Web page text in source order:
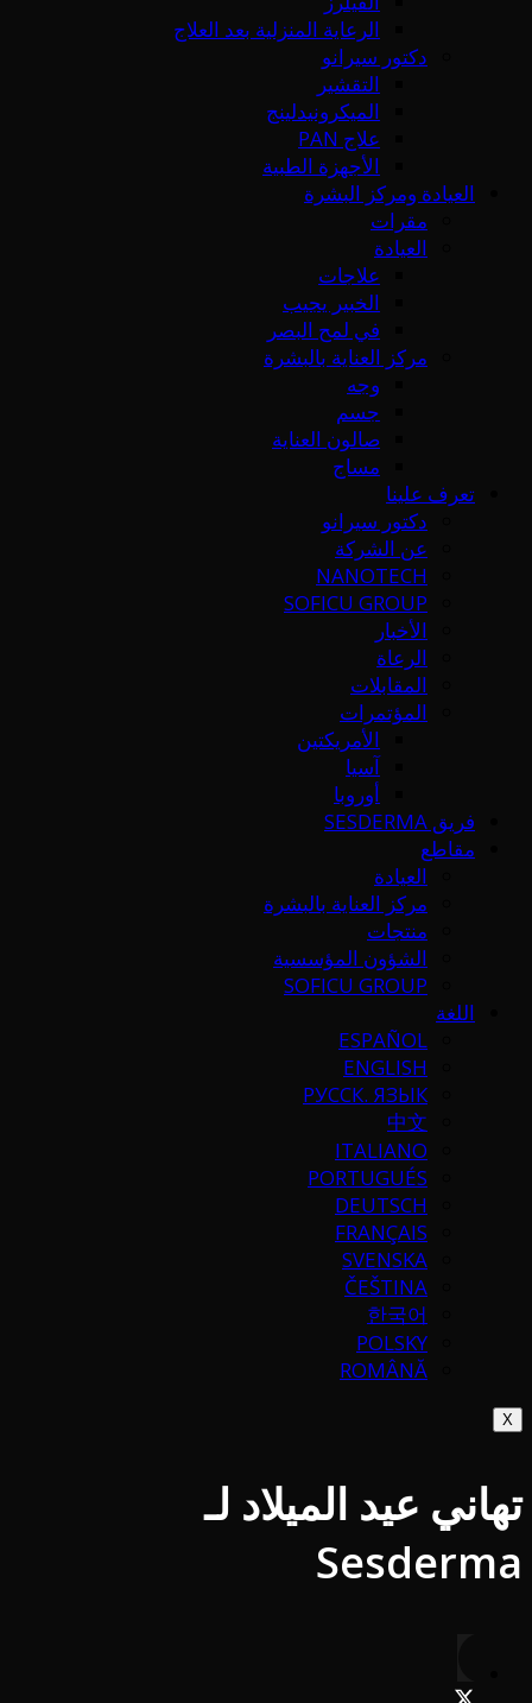
الرعاية المنزلية بعد العلاج
دكتور سيرانو
التقشير
الميكرونيدلينج
علاج PAN
الأجهزة الطبية
العيادة ومركز البشرة
مقرات
العيادة
علاجات
الخبير يجيب
في لمح البصر
مركز العناية بالبشرة
وجه
جسم
صالون العناية
مساج
تعرف علينا
دكتور سيرانو
عن الشركة
NANOTECH
SOFICU GROUP
الأخبار
الرعاة
المقابلات
المؤتمرات
الأمريكتين
آسيا
أوروبا
فريق SESDERMA
مقاطع
العيادة
مركز العناية بالبشرة
منتجات
الشؤون المؤسسية
SOFICU GROUP
اللغة
ESPAÑOL
ENGLISH
РУССК. ЯЗЫК
中文
ITALIANO
PORTUGUÉS
DEUTSCH
FRANÇAIS
SVENSKA
ČEŠTINA
한국어
POLSKY
ROMÂNĂ
X
تهاني عيد الميلاد لـ
Sesderma